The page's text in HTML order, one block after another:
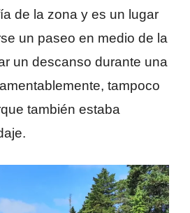
de la zona y es un lugar
un paseo en medio de la
un descanso durante una
tampoco
también estaba